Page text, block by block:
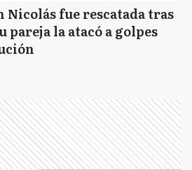
Nicolás fue rescatada tras
pareja la atacó a golpes